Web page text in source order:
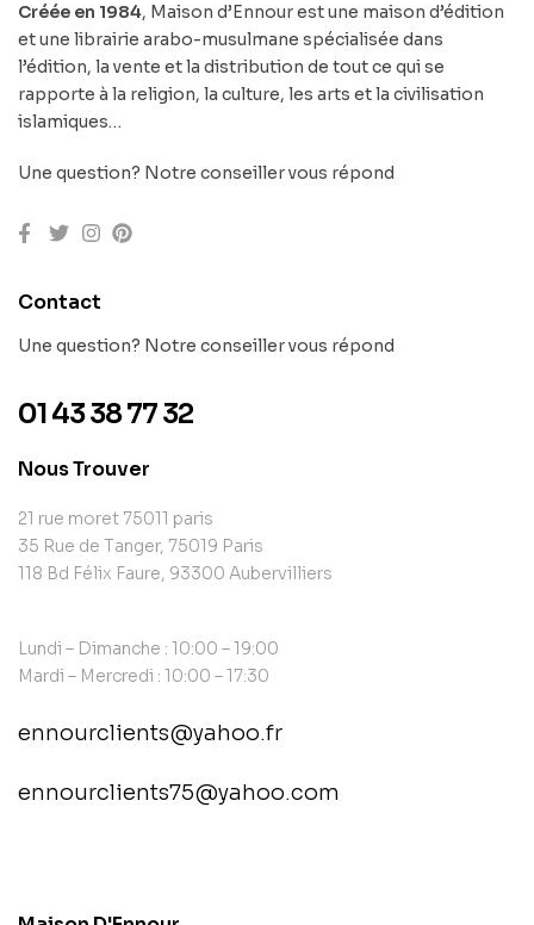
Créée en 1984, Maison d’Ennour est une maison d’édition
et une librairie arabo-musulmane spécialisée dans
l’édition, la vente et la distribution de tout ce qui se
rapporte à la religion, la culture, les arts et la civilisation
islamiques…
Une question? Notre conseiller vous répond
Contact
Une question? Notre conseiller vous répond
01 43 38 77 32
Nous Trouver
21 rue moret 75011 paris
35 Rue de Tanger, 75019 Paris
118 Bd Félix Faure, 93300 Aubervilliers
Lundi – Dimanche : 10:00 – 19:00
Mardi – Mercredi : 10:00 – 17:30
ennourclients@yahoo.fr
ennourclients75@yahoo.com